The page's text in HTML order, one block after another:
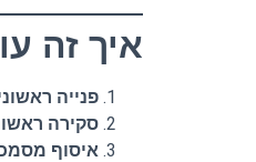
איך זה
פנייה
סקירה
איסוף